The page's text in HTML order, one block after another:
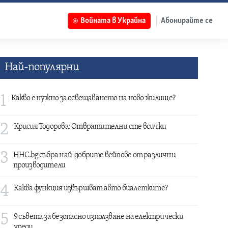
Войната в Украйна Абонирайте се
Най-популярни
1 Какво е нужно за освещаването на ново жилище?
2 Крисия Тодорова: Отвратителни сте всички
3
HHC.bg събра най-добрите вейпове от различни
производители
4 Каква функция извършват авто биалетките?
5
9 съвета за безопасно използване на електрически